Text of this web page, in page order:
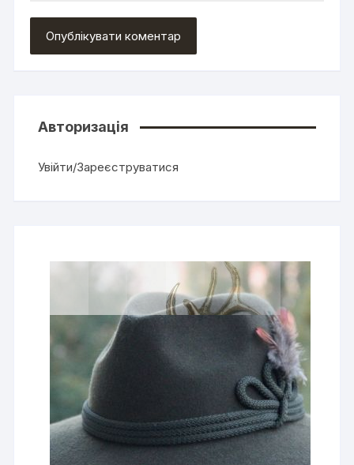
Авторизація
Увійти/Зареєструватися